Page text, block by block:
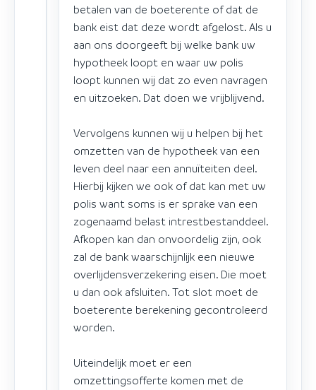
betalen van de boeterente of dat de
bank eist dat deze wordt afgelost. Als u
aan ons doorgeeft bij welke bank uw
hypotheek loopt en waar uw polis
loopt kunnen wij dat zo even navragen
en uitzoeken. Dat doen we vrijblijvend.
Vervolgens kunnen wij u helpen bij het
omzetten van de hypotheek van een
leven deel naar een annuïteiten deel.
Hierbij kijken we ook of dat kan met uw
polis want soms is er sprake van een
zogenaamd belast intrestbestanddeel.
Afkopen kan dan onvoordelig zijn, ook
zal de bank waarschijnlijk een nieuwe
overlijdensverzekering eisen. Die moet
u dan ook afsluiten. Tot slot moet de
boeterente berekening gecontroleerd
worden.
Uiteindelijk moet er een
omzettingsofferte komen met de